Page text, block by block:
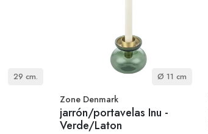
29 cm. Ø 11 cm
Zone Denmark
jarrón/portavelas Inu -
Verde/Laton